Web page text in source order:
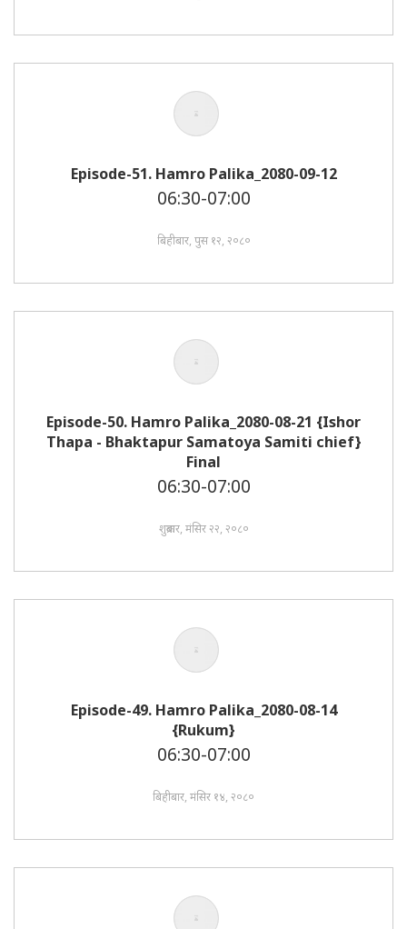
Episode-51. Hamro Palika_2080-09-12
06:30-07:00
बिहीबार, पुस १२, २०८०
Episode-50. Hamro Palika_2080-08-21 {Ishor
Thapa - Bhaktapur Samatoya Samiti chief}
Final
06:30-07:00
शुक्रबार, मंसिर २२, २०८०
Episode-49. Hamro Palika_2080-08-14
{Rukum}
06:30-07:00
बिहीबार, मंसिर १४, २०८०